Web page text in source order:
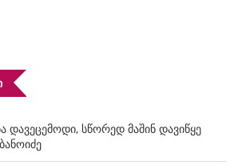
დავეცემოდი, სწორედ მაშინ დავიწყე